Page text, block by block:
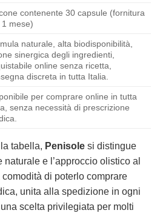
contenente 30 capsule (fornitura
1 mese)
naturale, alta biodisponibilità,
sinergica degli ingredienti,
online senza ricetta,
discreta in tutta Italia.
per comprare online in tutta
senza necessità di prescrizione
tabella, Penisole si distingue
e l’approccio olistico al
di poterlo comprare
unita alla spedizione in ogni
scelta privilegiata per molti